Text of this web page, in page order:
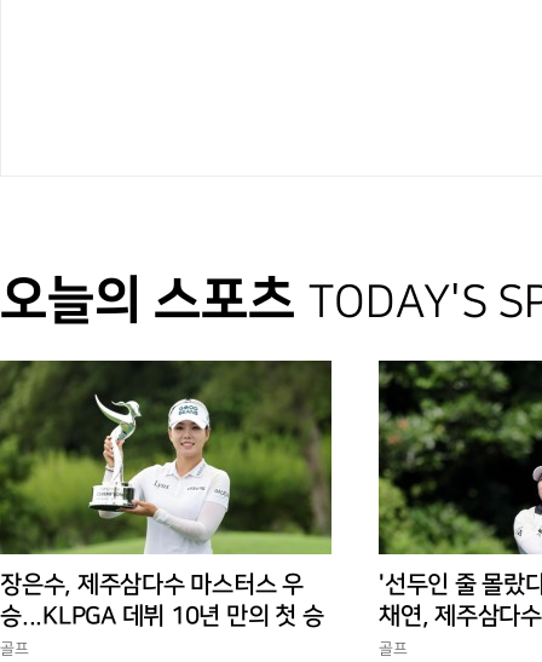
오늘의 스포츠 TODAY'S
장은수, 제주삼다수 마스터스 우
승...KLPGA 데뷔 10년 만의 첫 승
골프
'선두인 줄 몰랐
채연, 제주삼다
독 선두
골프